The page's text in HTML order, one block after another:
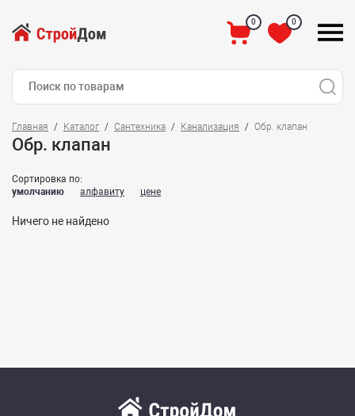
0 0
Главная Каталог Сантехника Канализация Обр. клапан
Обр. клапан
Сортировка по:
умолчанию
алфавиту цене
Ничего не найдено